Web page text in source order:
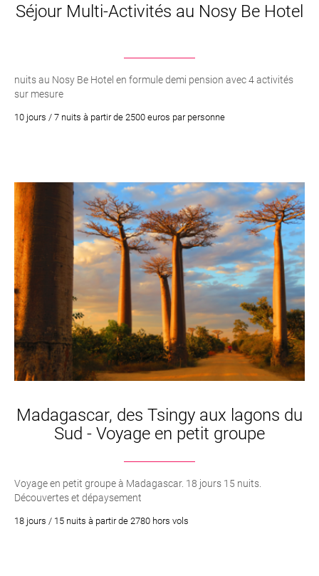
Séjour Multi-Activités au Nosy Be Hotel
nuits au Nosy Be Hotel en formule demi pension avec 4 activités
sur mesure
10 jours / 7 nuits à partir de 2500 euros par personne
Madagascar, des Tsingy aux lagons du
Sud - Voyage en petit groupe
Voyage en petit groupe à Madagascar. 18 jours 15 nuits.
Découvertes et dépaysement
18 jours / 15 nuits à partir de 2780 hors vols